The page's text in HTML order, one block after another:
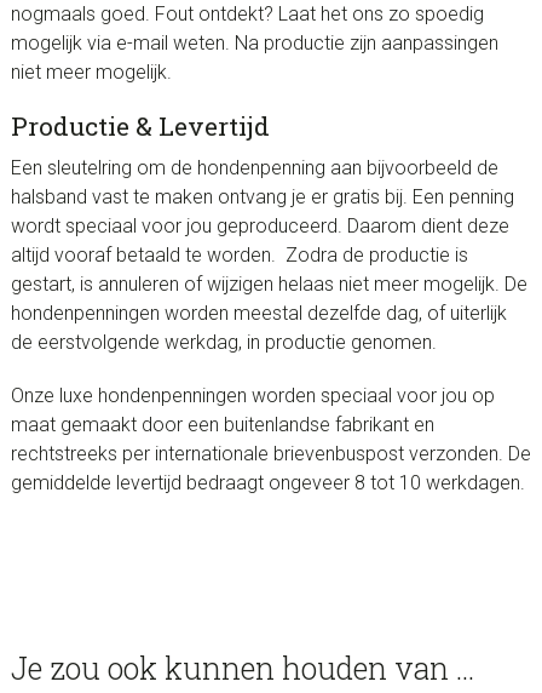
nogmaals goed. Fout ontdekt? Laat het ons zo spoedig
mogelijk via e-mail weten. Na productie zijn aanpassingen
niet meer mogelijk.
Productie & Levertijd
Een sleutelring om de hondenpenning aan bijvoorbeeld de
halsband vast te maken ontvang je er gratis bij. Een penning
wordt speciaal voor jou geproduceerd. Daarom dient deze
altijd vooraf betaald te worden. Zodra de productie is
gestart, is annuleren of wijzigen helaas niet meer mogelijk. De
hondenpenningen worden meestal dezelfde dag, of uiterlijk
de eerstvolgende werkdag, in productie genomen.
Onze luxe hondenpenningen worden speciaal voor jou op
maat gemaakt door een buitenlandse fabrikant en
rechtstreeks per internationale brievenbuspost verzonden. De
gemiddelde levertijd bedraagt ongeveer 8 tot 10 werkdagen.
Je zou ook kunnen houden van …